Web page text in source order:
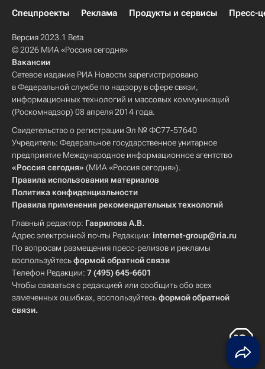
Спецпроекты
Реклама Продукты и сервисы Пресс-
Версия 2023.1 Beta
© 2026 МИА «Россия сегодня»
Вакансии
Сетевое издание РИА Новости зарегистрировано
в Федеральной службе по надзору в сфере связи,
информационных технологий и массовых коммуникаций
(Роскомнадзор) 08 апреля 2014 года.
Свидетельство о регистрации Эл № ФС77-57640
Учредитель: Федеральное государственное унитарное
предприятие Международное информационное агентство
«Россия сегодня» (МИА «Россия сегодня»).
Правила использования материалов
Политика конфиденциальности
Правила применения рекомендательных технологий
Главный редактор: Гаврилова А.В.
Адрес электронной почты Редакции: internet-group@ria.ru
По вопросам размещения пресс-релизов и рекламы
воспользуйтесьформой обратной связи
Телефон Редакции: 7 (495) 645-6601
Чтобы связаться с редакцией или сообщить обо всех
замеченных ошибках, воспользуйтесьформой обратной
связи.